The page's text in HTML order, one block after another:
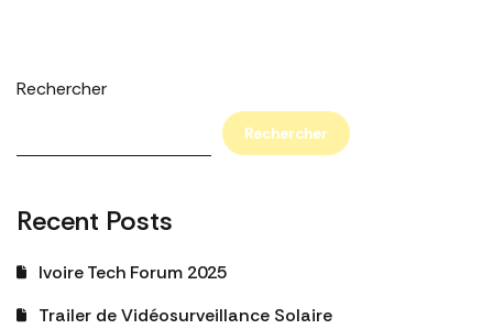
Rechercher
Rechercher
Recent Posts
Ivoire Tech Forum 2025
Trailer de Vidéosurveillance Solaire